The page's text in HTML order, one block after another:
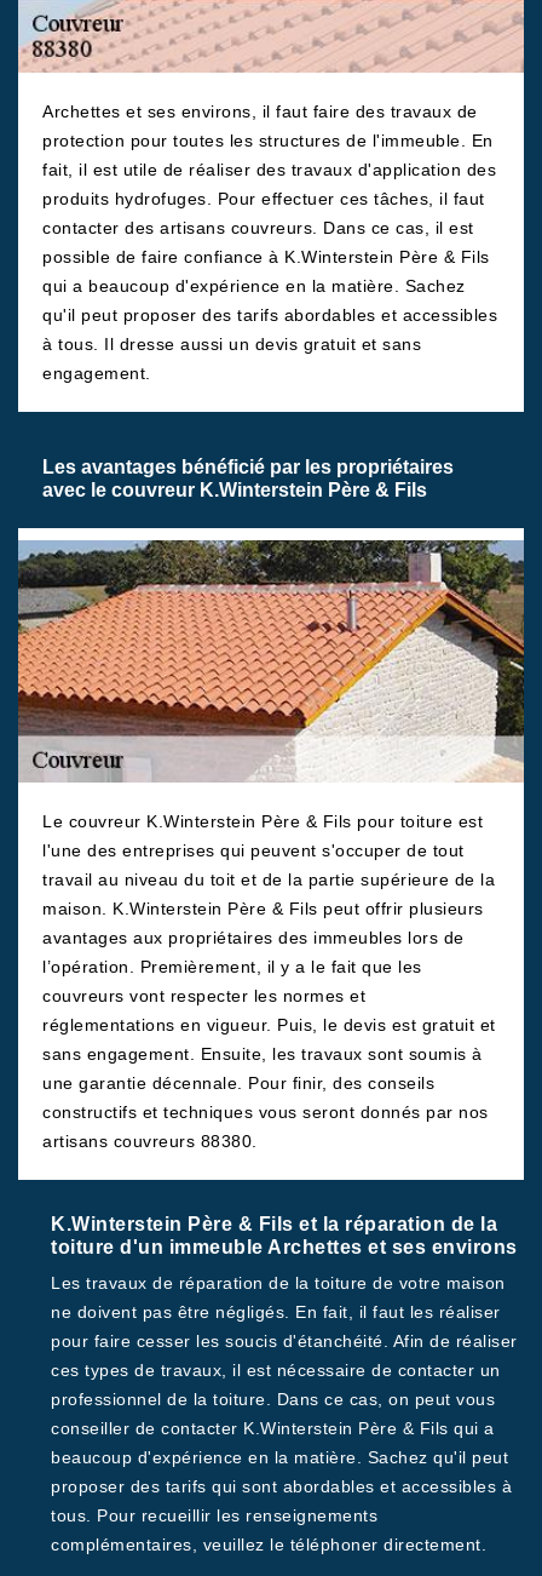
Archettes et ses environs, il faut faire des travaux de
protection pour toutes les structures de l'immeuble. En
fait, il est utile de réaliser des travaux d'application des
produits hydrofuges. Pour effectuer ces tâches, il faut
contacter des artisans couvreurs. Dans ce cas, il est
possible de faire confiance à K.Winterstein Père & Fils
qui a beaucoup d'expérience en la matière. Sachez
qu'il peut proposer des tarifs abordables et accessibles
à tous. Il dresse aussi un devis gratuit et sans
engagement.
Les avantages bénéficié par les propriétaires
avec le couvreur K.Winterstein Père & Fils
Le couvreur K.Winterstein Père & Fils pour toiture est
l'une des entreprises qui peuvent s'occuper de tout
travail au niveau du toit et de la partie supérieure de la
maison. K.Winterstein Père & Fils peut offrir plusieurs
avantages aux propriétaires des immeubles lors de
l’opération. Premièrement, il y a le fait que les
couvreurs vont respecter les normes et
réglementations en vigueur. Puis, le devis est gratuit et
sans engagement. Ensuite, les travaux sont soumis à
une garantie décennale. Pour finir, des conseils
constructifs et techniques vous seront donnés par nos
artisans couvreurs 88380.
K.Winterstein Père & Fils et la réparation de la
toiture d'un immeuble Archettes et ses environs
Les travaux de réparation de la toiture de votre maison
ne doivent pas être négligés. En fait, il faut les réaliser
pour faire cesser les soucis d'étanchéité. Afin de réaliser
ces types de travaux, il est nécessaire de contacter un
professionnel de la toiture. Dans ce cas, on peut vous
conseiller de contacter K.Winterstein Père & Fils qui a
beaucoup d'expérience en la matière. Sachez qu'il peut
proposer des tarifs qui sont abordables et accessibles à
tous. Pour recueillir les renseignements
complémentaires, veuillez le téléphoner directement.